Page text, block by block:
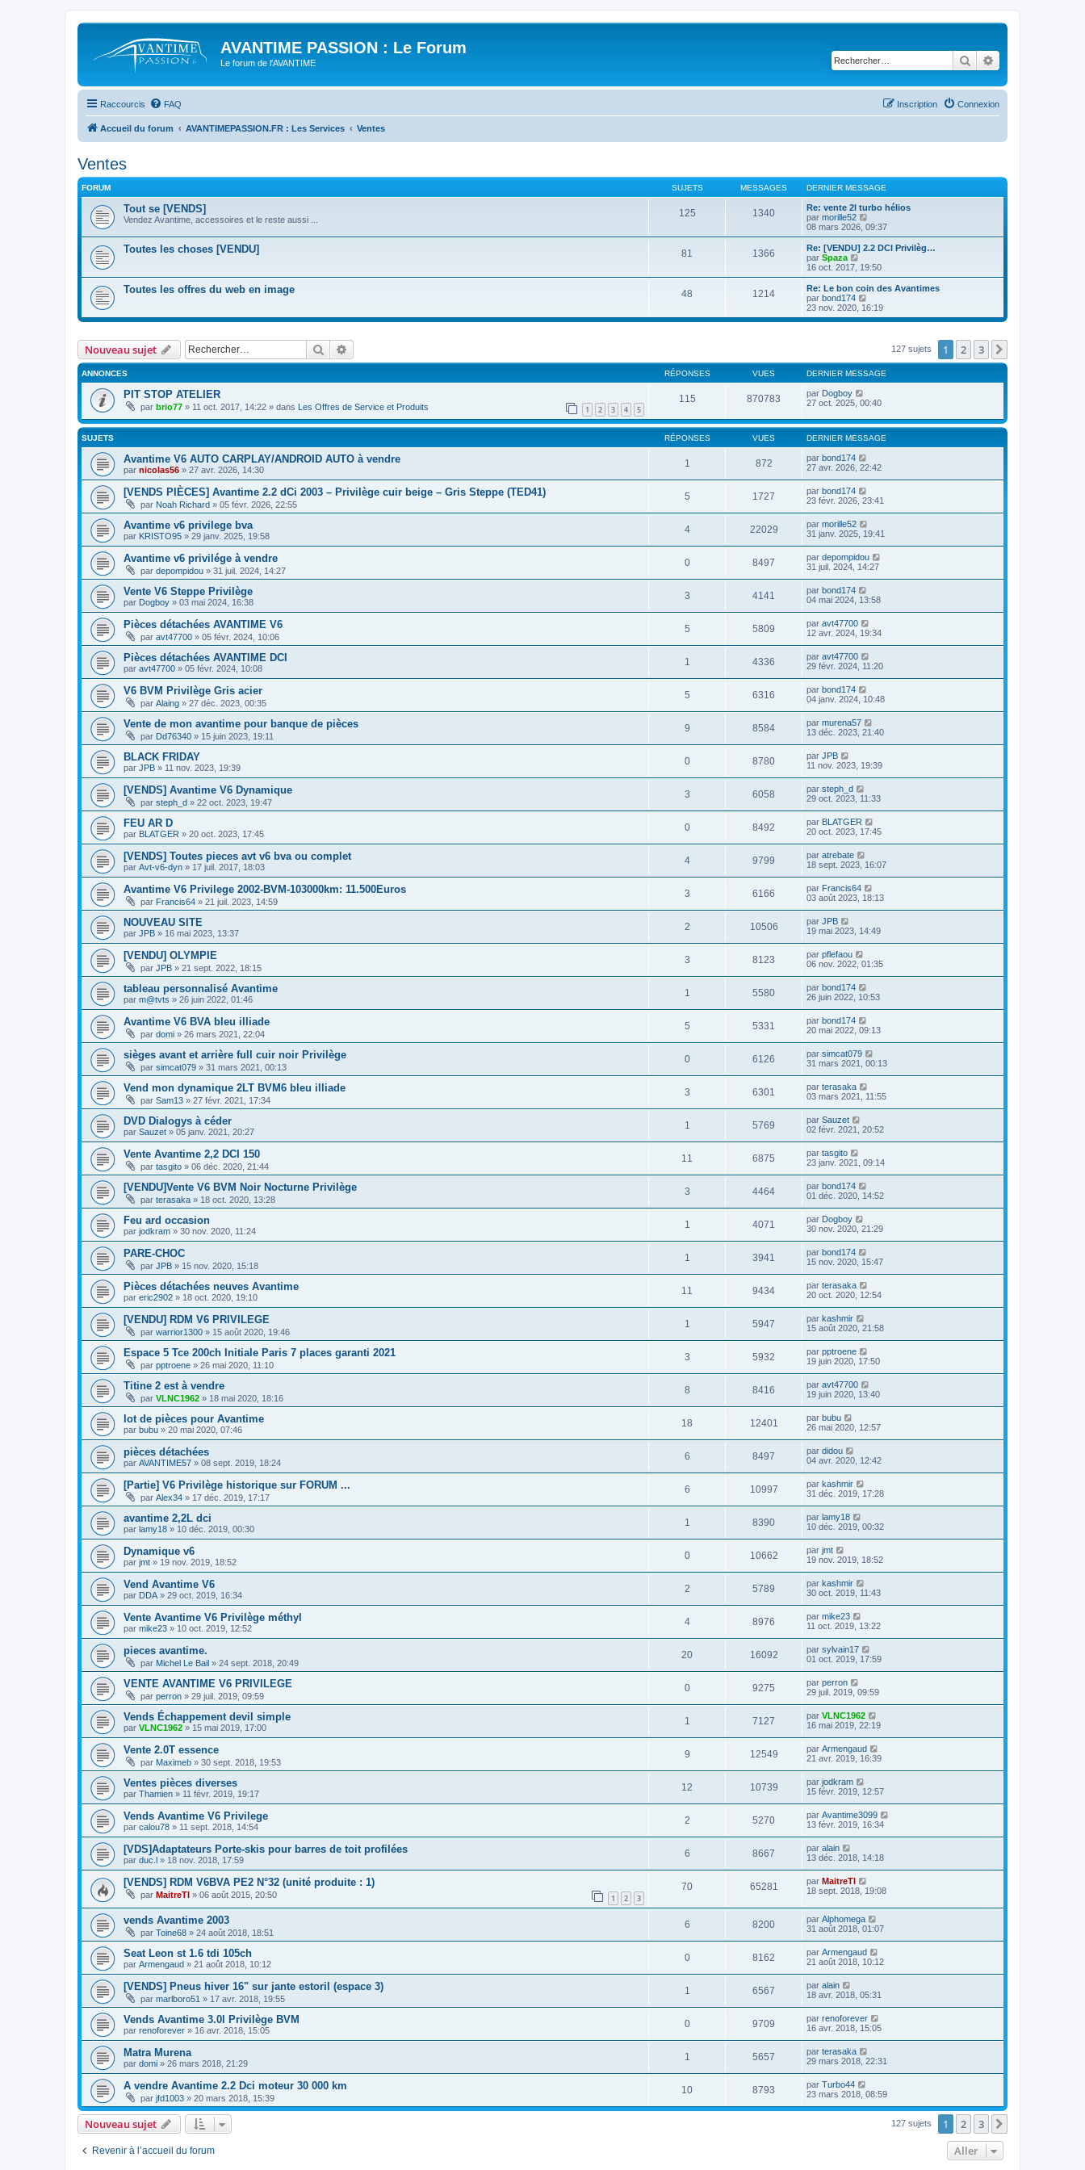
AVANTIME PASSION : Le Forum
Le forum de l'AVANTIME Rechercher
Raccourcis FAQ Connexion
Inscription
Accueil du forum AVANTIMEPASSION.FR : Les Services Ventes
Ventes
FORUM SUJETS MESSAGES DERNIER MESSAGE
Tout se [VENDS]
Vendez Avantime, accessoires et le reste aussi ...
125 1340
Re: vente 2l turbo hélios
par morille52
o
n
s
l
e
r
l
e
d
i
e
r
e
s
a
g
e
08 mars 2026, 09:37
Toutes les choses [VENDU] 81 1366
Re: [VENDU] 2.2 DCI Privilèg…
par Spaza
o
n
s
u
l
e
d
e
r
n
i
r
m
e
s
s
a
g
e
16 oct. 2017, 19:50
Toutes les offres du web en image 48 1214
Re: Le bon coin des Avantimes
par bond174
o
n
e
r
l
d
r
i
m
e
s
e
23 nov. 2020, 16:19
Nouveau sujet Rechercher 127 sujets 1 2 3
ANNONCES RÉPONSES VUES DERNIER MESSAGE
PIT STOP ATELIER
par brio77 » 11 oct. 2017, 14:22 » dans Les Offres de Service et Produits 1 2 3 4 5
115 870783 par Dogboy
27 oct. 2025, 00:40
SUJETS RÉPONSES VUES DERNIER MESSAGE
Avantime V6 AUTO CARPLAY/ANDROID AUTO à vendre
par nicolas56 » 27 avr. 2026, 14:30
1 872 par bond174
27 avr. 2026, 22:42
[VENDS PIÈCES] Avantime 2.2 dCi 2003 – Privilège cuir beige – Gris Steppe (TED41)
par Noah Richard » 05 févr. 2026, 22:55
5 1727 par bond174
23 févr. 2026, 23:41
Avantime v6 privilege bva
par KRISTO95 » 29 janv. 2025, 19:58
4 22029 par morille52
31 janv. 2025, 19:41
Avantime v6 privilége à vendre
par depompidou » 31 juil. 2024, 14:27
0 8497 par depompidou
31 juil. 2024, 14:27
Vente V6 Steppe Privilège
par Dogboy » 03 mai 2024, 16:38
3 4141 par bond174
04 mai 2024, 13:58
Pièces détachées AVANTIME V6
par avt47700 » 05 févr. 2024, 10:06
5 5809 par avt47700
12 avr. 2024, 19:34
Pièces détachées AVANTIME DCI
par avt47700 » 05 févr. 2024, 10:08
1 4336 par avt47700
29 févr. 2024, 11:20
V6 BVM Privilège Gris acier
par Alaing » 27 déc. 2023, 00:35
5 6316 par bond174
04 janv. 2024, 10:48
Vente de mon avantime pour banque de pièces
par Dd76340 » 15 juin 2023, 19:11
9 8584 par murena57
13 déc. 2023, 21:40
BLACK FRIDAY
par JPB » 11 nov. 2023, 19:39
0 8780 par JPB
11 nov. 2023, 19:39
[VENDS] Avantime V6 Dynamique
par steph_d » 22 oct. 2023, 19:47
3 6058 par steph_d
29 oct. 2023, 11:33
FEU AR D
par BLATGER » 20 oct. 2023, 17:45
0 8492 par BLATGER
20 oct. 2023, 17:45
[VENDS] Toutes pieces avt v6 bva ou complet
par Avt-v6-dyn » 17 juil. 2017, 18:03
4 9799 par atrebate
18 sept. 2023, 16:07
Avantime V6 Privilege 2002-BVM-103000km: 11.500Euros
par Francis64 » 21 juil. 2023, 14:59
3 6166 par Francis64
03 août 2023, 18:13
NOUVEAU SITE
par JPB » 16 mai 2023, 13:37
2 10506 par JPB
19 mai 2023, 14:49
[VENDU] OLYMPIE
par JPB » 21 sept. 2022, 18:15
3 8123 par pflefaou
06 nov. 2022, 01:35
tableau personnalisé Avantime
par m@tvts » 26 juin 2022, 01:46
1 5580 par bond174
26 juin 2022, 10:53
Avantime V6 BVA bleu illiade
par domi » 26 mars 2021, 22:04
5 5331 par bond174
20 mai 2022, 09:13
sièges avant et arrière full cuir noir Privilège
par simcat079 » 31 mars 2021, 00:13
0 6126 par simcat079
31 mars 2021, 00:13
Vend mon dynamique 2LT BVM6 bleu illiade
par Sam13 » 27 févr. 2021, 17:34
3 6301 par terasaka
03 mars 2021, 11:55
DVD Dialogys à céder
par Sauzet » 05 janv. 2021, 20:27
1 5769 par Sauzet
02 févr. 2021, 20:52
Vente Avantime 2,2 DCI 150
par tasgito » 06 déc. 2020, 21:44
11 6875 par tasgito
23 janv. 2021, 09:14
[VENDU]Vente V6 BVM Noir Nocturne Privilège
par terasaka » 18 oct. 2020, 13:28
3 4464 par bond174
01 déc. 2020, 14:52
Feu ard occasion
par jodkram » 30 nov. 2020, 11:24
1 4071 par Dogboy
30 nov. 2020, 21:29
PARE-CHOC
par JPB » 15 nov. 2020, 15:18
1 3941 par bond174
15 nov. 2020, 15:47
Pièces détachées neuves Avantime
par eric2902 » 18 oct. 2020, 19:10
11 9434 par terasaka
20 oct. 2020, 12:54
[VENDU] RDM V6 PRIVILEGE
par warrior1300 » 15 août 2020, 19:46
1 5947 par kashmir
15 août 2020, 21:58
Espace 5 Tce 200ch Initiale Paris 7 places garanti 2021
par pptroene » 26 mai 2020, 11:10
3 5932 par pptroene
19 juin 2020, 17:50
Titine 2 est à vendre
par VLNC1962 » 18 mai 2020, 18:16
8 8416 par avt47700
19 juin 2020, 13:40
lot de pièces pour Avantime
par bubu » 20 mai 2020, 07:46
18 12401 par bubu
26 mai 2020, 12:57
pièces détachées
par AVANTIME57 » 08 sept. 2019, 18:24
6 8497 par didou
04 avr. 2020, 12:42
[Partie] V6 Privilège historique sur FORUM ...
par Alex34 » 17 déc. 2019, 17:17
6 10997 par kashmir
31 déc. 2019, 17:28
avantime 2,2L dci
par lamy18 » 10 déc. 2019, 00:30
1 8390 par lamy18
10 déc. 2019, 00:32
Dynamique v6
par jmt » 19 nov. 2019, 18:52
0 10662 par jmt
19 nov. 2019, 18:52
Vend Avantime V6
par DDA » 29 oct. 2019, 16:34
2 5789 par kashmir
30 oct. 2019, 11:43
Vente Avantime V6 Privilège méthyl
par mike23 » 10 oct. 2019, 12:52
4 8976 par mike23
11 oct. 2019, 13:22
pieces avantime.
par Michel Le Bail » 24 sept. 2018, 20:49
20 16092 par sylvain17
01 oct. 2019, 17:59
VENTE AVANTIME V6 PRIVILEGE
par perron » 29 juil. 2019, 09:59
0 9275 par perron
29 juil. 2019, 09:59
Vends Échappement devil simple
par VLNC1962 » 15 mai 2019, 17:00
1 7127 par VLNC1962
16 mai 2019, 22:19
Vente 2.0T essence
par Maximeb » 30 sept. 2018, 19:53
9 12549 par Armengaud
21 avr. 2019, 16:39
Ventes pièces diverses
par Thamien » 11 févr. 2019, 19:17
12 10739 par jodkram
15 févr. 2019, 12:57
Vends Avantime V6 Privilege
par calou78 » 11 sept. 2018, 14:54
2 5270 par Avantime3099
13 févr. 2019, 16:34
[VDS]Adaptateurs Porte-skis pour barres de toit profilées
par duc.l » 18 nov. 2018, 17:59
6 8667 par alain
13 déc. 2018, 14:18
[VENDS] RDM V6BVA PE2 N°32 (unité produite : 1)
par MaitreTI » 06 août 2015, 20:50 1 2 3
70 65281 par MaitreTI
18 sept. 2018, 19:08
vends Avantime 2003
par Toine68 » 24 août 2018, 18:51
6 8200 par Alphomega
31 août 2018, 01:07
Seat Leon st 1.6 tdi 105ch
par Armengaud » 21 août 2018, 10:12
0 8162 par Armengaud
21 août 2018, 10:12
[VENDS] Pneus hiver 16" sur jante estoril (espace 3)
par marlboro51 » 17 avr. 2018, 19:55
1 6567 par alain
18 avr. 2018, 05:31
Vends Avantime 3.0l Privilège BVM
par renoforever » 16 avr. 2018, 15:05
0 9709 par renoforever
16 avr. 2018, 15:05
Matra Murena
par domi » 26 mars 2018, 21:29
1 5657 par terasaka
29 mars 2018, 22:31
A vendre Avantime 2.2 Dci moteur 30 000 km
par jfd1003 » 20 mars 2018, 15:39
10 8793 par Turbo44
23 mars 2018, 08:59
Nouveau sujet 127 sujets 1 2 3
Revenir à l’accueil du forum Aller